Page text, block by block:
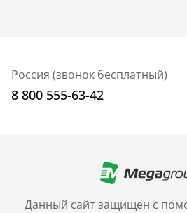
Данный сайт защищен с
Россия (звонок бесплатный)
8 800 555-63-42
+7 (499) 705-30-10
Санкт-Петербург